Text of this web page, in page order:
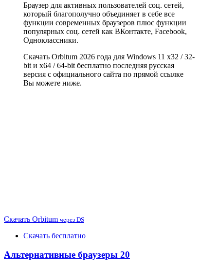
Браузер для активных пользователей соц. сетей,
который благополучно объединяет в себе все
функции современных браузеров плюс функции
популярных соц. сетей как ВКонтакте, Facebook,
Одноклассники.
Скачать Orbitum 2026 года для Windows 11 x32 / 32-
bit и x64 / 64-bit бесплатно последняя русская
версия с официального сайта по прямой ссылке
Вы можете ниже.
Скачать Orbitum через DS
Скачать бесплатно
Альтернативные браузеры 20